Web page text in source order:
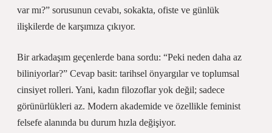
var mı?” sorusunun cevabı, sokakta, ofiste ve günlük
ilişkilerde de karşımıza çıkıyor.
Bir arkadaşım geçenlerde bana sordu: “Peki neden daha az
biliniyorlar?” Cevap basit: tarihsel önyargılar ve toplumsal
cinsiyet rolleri. Yani, kadın filozoflar yok değil; sadece
görünürlükleri az. Modern akademide ve özellikle feminist
felsefe alanında bu durum hızla değişiyor.